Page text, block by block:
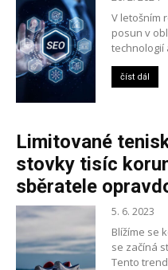
V letošním
posun v
technologií
číst dál
Limitované
stovky tisíc
sběratele
5. 6. 2023
Blížíme se
se začíná
Tento